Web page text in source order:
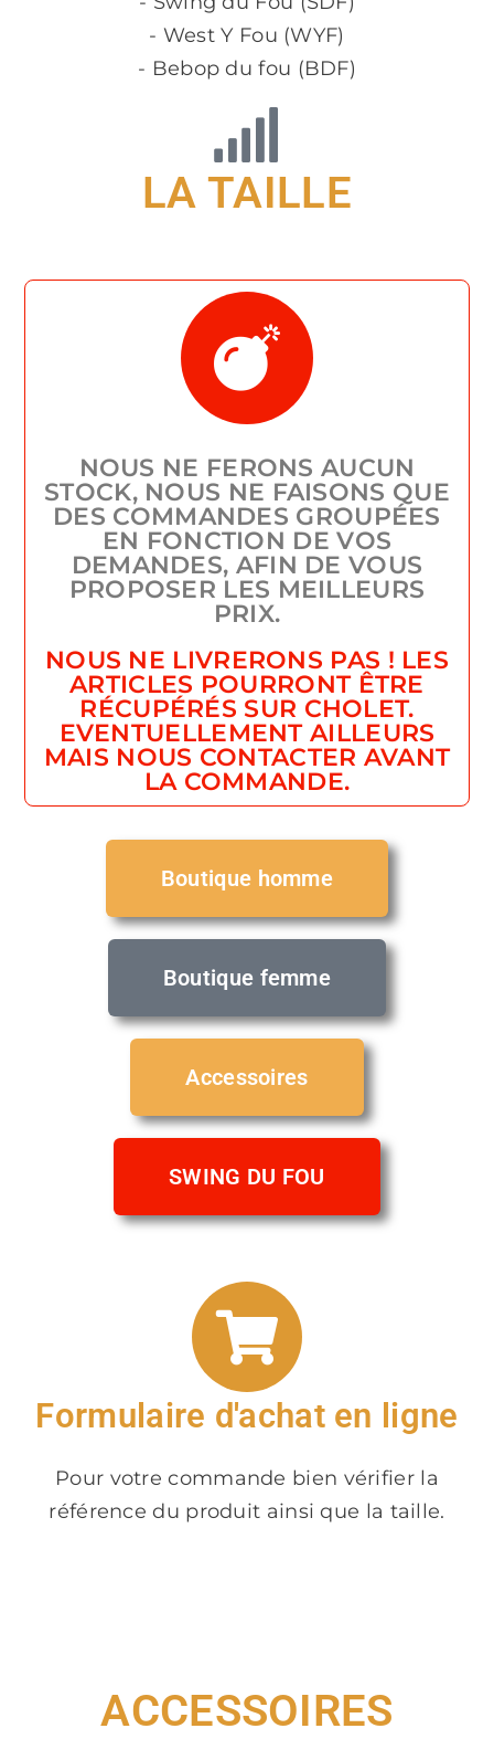
- West Y Fou (WYF)
- Bebop du fou (BDF)
LA TAILLE
NOUS NE FERONS AUCUN
STOCK, NOUS NE FAISONS QUE
DES COMMANDES GROUPÉES
EN FONCTION DE VOS
DEMANDES, AFIN DE VOUS
PROPOSER LES MEILLEURS
PRIX.
NOUS NE LIVRERONS PAS ! LES
ARTICLES POURRONT ÊTRE
RÉCUPÉRÉS SUR CHOLET.
EVENTUELLEMENT AILLEURS
MAIS NOUS CONTACTER AVANT
LA COMMANDE.
Boutique homme
Boutique femme
Accessoires
SWING DU FOU
Formulaire d'achat en ligne
Pour votre commande bien vérifier la
référence du produit ainsi que la taille.
ACCESSOIRES